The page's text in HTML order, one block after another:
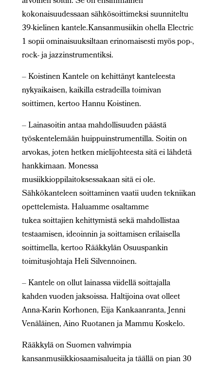
kokonaisuudessaan sähkösoittimeksi suunniteltu
39-kielinen kantele.Kansanmusiikin ohella Electric
1 sopii ominaisuuksiltaan erinomaisesti myös pop-,
rock- ja jazzinstrumentiksi.
– Koistinen Kantele on kehittänyt kanteleesta
nykyaikaisen, kaikilla estradeilla toimivan
soittimen, kertoo Hannu Koistinen.
– Lainasoitin antaa mahdollisuuden päästä
työskentelemään huippuinstrumentilla. Soitin on
arvokas, joten hetken mielijohteesta sitä ei lähdetä
hankkimaan. Monessa
musiikkioppilaitoksessakaan sitä ei ole.
Sähkökanteleen soittaminen vaatii uuden tekniikan
opettelemista. Haluamme osaltamme
tukea soittajien kehittymistä sekä mahdollistaa
testaamisen, ideoinnin ja soittamisen erilaisella
soittimella, kertoo Rääkkylän Osuuspankin
toimitusjohtaja Heli Silvennoinen.
– Kantele on ollut lainassa viidellä soittajalla
kahden vuoden jaksoissa. Haltijoina ovat olleet
Anna-Karin Korhonen, Eija Kankaanranta, Jenni
Venäläinen, Aino Ruotanen ja Mammu Koskelo.
Rääkkylä on Suomen vahvimpia
kansanmusiikkiosaamisalueita ja täällä on pian 30